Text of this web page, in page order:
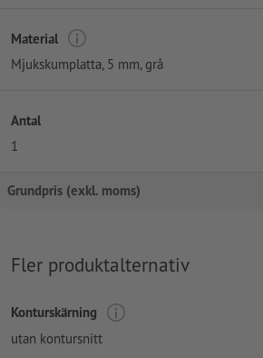
Material
Mjukskumplatta, 5 mm, grå
Antal
1
Grundpris (exkl. moms)
Fler produktalternativ
Konturskärning
utan kontursnitt